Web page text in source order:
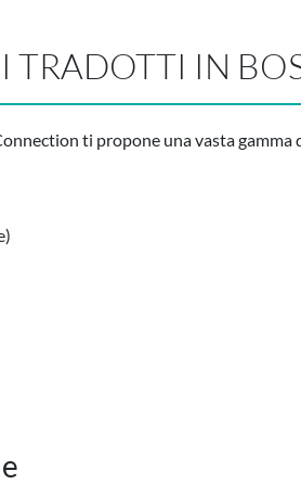
IN
ti propone una vasta gamma